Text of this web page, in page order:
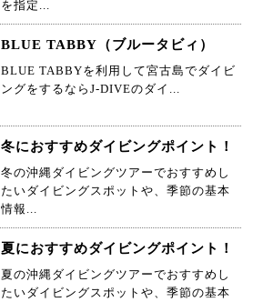
を指定...
BLUE TABBY（ブルータビィ）
BLUE TABBYを利用して宮古島でダイビ
ングをするならJ-DIVEのダイ...
冬におすすめダイビングポイント！
冬の沖縄ダイビングツアーでおすすめし
たいダイビングスポットや、季節の基本
情報...
夏におすすめダイビングポイント！
夏の沖縄ダイビングツアーでおすすめし
たいダイビングスポットや、季節の基本